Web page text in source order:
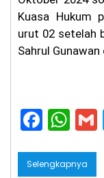
Kuasa Hukum
urut 02 setelah
Sahrul
F
a
c
W
h
a
Selengkapnya